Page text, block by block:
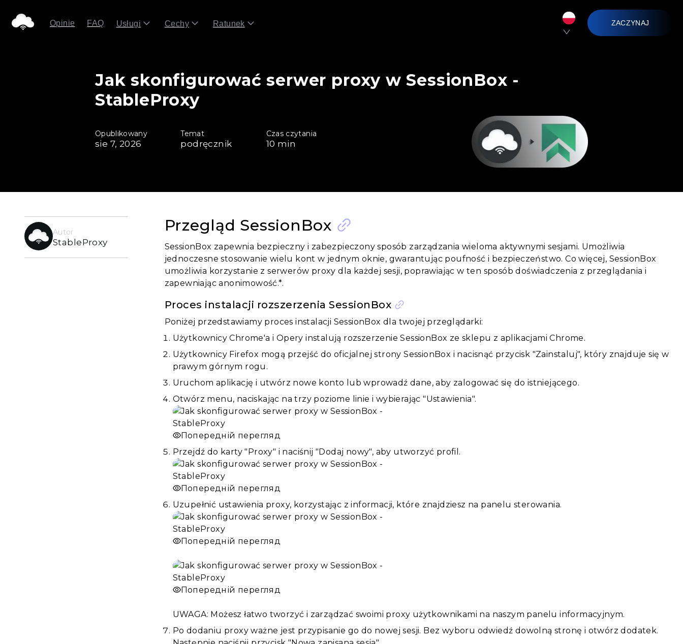
Opinie FAQ Usługi Cechy Ratunek ZACZYNAJ
Jak skonfigurować serwer proxy w SessionBox -
StableProxy
Opublikowany
sie 7, 2026
Temat
podręcznik
Czas czytania
10 min
Autor
StableProxy
Przegląd SessionBox
SessionBox zapewnia bezpieczny i zabezpieczony sposób zarządzania wieloma aktywnymi sesjami. Umożliwia
jednoczesne stosowanie wielu kont w jednym oknie, gwarantując poufność i bezpieczeństwo. Co więcej, SessionBox
umożliwia korzystanie z serwerów proxy dla każdej sesji, poprawiając w ten sposób doświadczenia z przeglądania i
zapewniając anonimowość.*.
Proces instalacji rozszerzenia SessionBox
Poniżej przedstawiamy proces instalacji SessionBox dla twojej przeglądarki:
Użytkownicy Chrome'a i Opery instalują rozszerzenie SessionBox ze sklepu z aplikacjami Chrome.
Użytkownicy Firefox mogą przejść do oficjalnej strony SessionBox i nacisnąć przycisk "Zainstaluj", który znajduje się w
prawym górnym rogu.
Uruchom aplikację i utwórz nowe konto lub wprowadź dane, aby zalogować się do istniejącego.
Otwórz menu, naciskając na trzy poziome linie i wybierając "Ustawienia".
Попередній перегляд
Przejdź do karty "Proxy" i naciśnij "Dodaj nowy", aby utworzyć profil.
Попередній перегляд
Uzupełnić ustawienia proxy, korzystając z informacji, które znajdziesz na panelu sterowania.
Попередній перегляд
Попередній перегляд
UWAGA: Możesz łatwo tworzyć i zarządzać swoimi proxy użytkownikami na naszym panelu informacyjnym.
Po dodaniu proxy ważne jest przypisanie go do nowej sesji. Bez wyboru odwiedź dowolną stronę i otwórz dodatek.